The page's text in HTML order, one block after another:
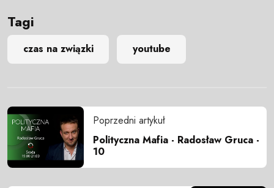
Tagi
czas na związki youtube
Poprzedni artykuł
Polityczna Mafia - Radosław Gruca -
10